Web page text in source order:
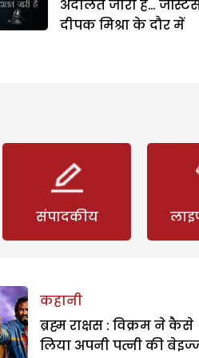
अदालत जारी है…
दीपक मिश्रा के दौर में
संपादकीय
कहानी
ब्रह्म राक्षस : विक्रम ने कैसे
लिया अपनी पत्नी की